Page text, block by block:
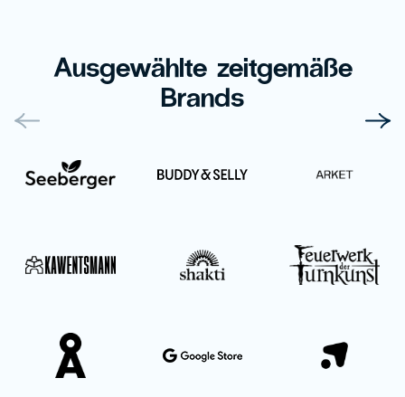
Ausgewählte zeitgemäße
Brands